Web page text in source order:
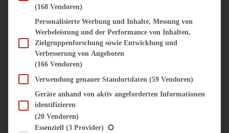
VORSPEISEN
SÜSS & HERZHAFT
BROTAUFSTRICH
DIPS, SAUCEN, CHUTNEYS
KÜCHENGESCHENKE
(168 Vendoren)
Personalisierte Werbung und Inhalte, Messung von
Werbeleistung und der Performance von Inhalten,
Zielgruppenforschung sowie Entwicklung und
Verbesserung von Angeboten
(166 Vendoren)
Verwendung genauer Standortdaten (59 Vendoren)
Geräte anhand von aktiv angeforderten Informationen
identifizieren
(20 Vendoren)
Es folgt eine Liste der Service-Gruppen, für die eine Einwilligung erteilt werden
Essenziell (3 Provider)